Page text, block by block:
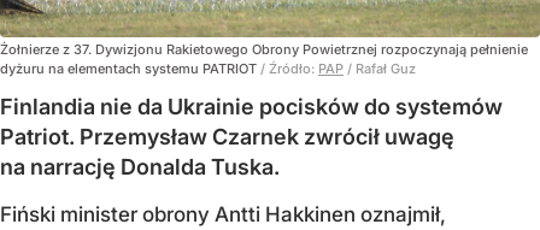
Żołnierze z 37. Dywizjonu Rakietowego Obrony Powietrznej rozpoczynają pełnienie
dyżuru na elementach systemu PATRIOT / Źródło: PAP / Rafał Guz
Finlandia nie da Ukrainie pocisków do systemów
Patriot. Przemysław Czarnek zwrócił uwagę
na narrację Donalda Tuska.
Fiński minister obrony Antti Hakkinen oznajmił,